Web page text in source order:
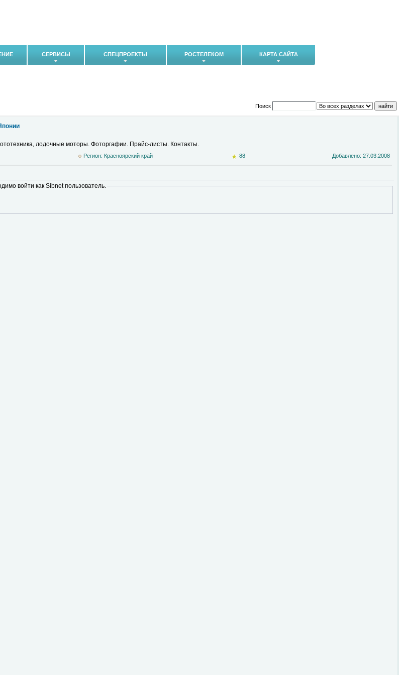
СЕРВИСЫ СПЕЦПРОЕКТЫ РОСТЕЛЕКОМ КАРТА САЙТА
Поиск
лодочные моторы. Фоторгафии. Прайс-листы. Контакты.
Регион: Красноярский край 88 Добавлено: 27.03.2008
войти как Sibnet пользователь.